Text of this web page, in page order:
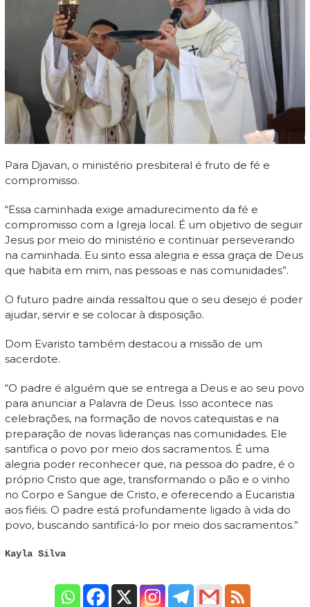
Para Djavan, o ministério presbiteral é fruto de fé e
compromisso.
“Essa caminhada exige amadurecimento da fé e
compromisso com a Igreja local. É um objetivo de seguir
Jesus por meio do ministério e continuar perseverando
na caminhada. Eu sinto essa alegria e essa graça de Deus
que habita em mim, nas pessoas e nas comunidades”.
O futuro padre ainda ressaltou que o seu desejo é poder
ajudar, servir e se colocar à disposição.
Dom Evaristo também destacou a missão de um
sacerdote.
“O padre é alguém que se entrega a Deus e ao seu povo
para anunciar a Palavra de Deus. Isso acontece nas
celebrações, na formação de novos catequistas e na
preparação de novas lideranças nas comunidades. Ele
santifica o povo por meio dos sacramentos. É uma
alegria poder reconhecer que, na pessoa do padre, é o
próprio Cristo que age, transformando o pão e o vinho
no Corpo e Sangue de Cristo, e oferecendo a Eucaristia
aos fiéis. O padre está profundamente ligado à vida do
povo, buscando santificá-lo por meio dos sacramentos.”
Kayla Silva